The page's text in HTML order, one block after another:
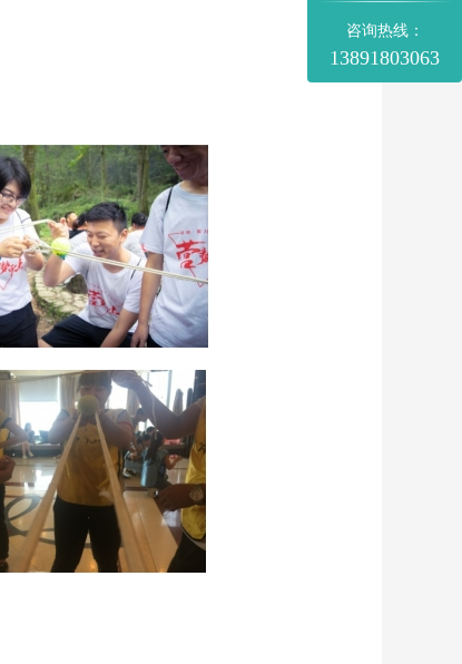
咨询热线：
13891803063